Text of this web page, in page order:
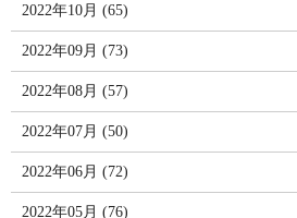
2022年10月 (65)
2022年09月 (73)
2022年08月 (57)
2022年07月 (50)
2022年06月 (72)
2022年05月 (76)